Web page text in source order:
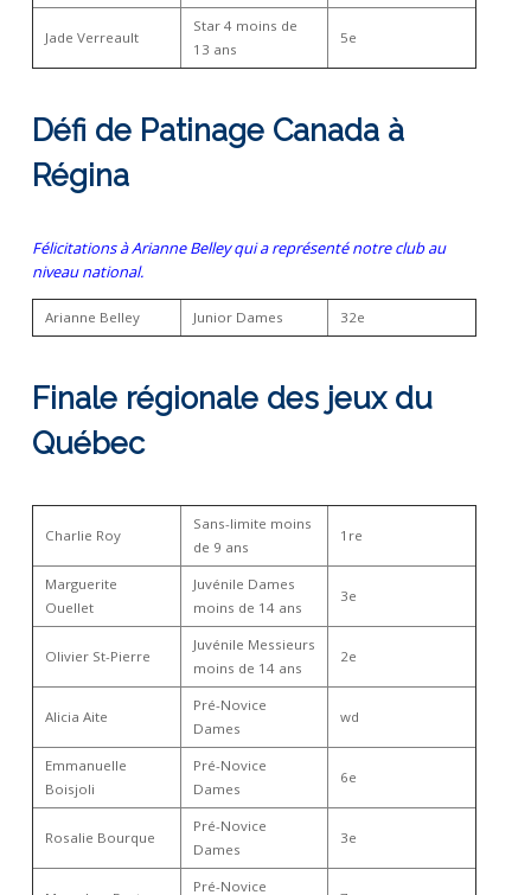
Jade Verreault
Star 4 moins de
13 ans
5e
Défi de Patinage Canada à
Régina
Félicitations à Arianne Belley qui a représenté notre club au
niveau national.
Arianne Belley Junior Dames 32e
Finale régionale des jeux du
Québec
Charlie Roy
Sans-limite moins
de 9 ans
1re
Marguerite
Ouellet
Juvénile Dames
moins de 14 ans
3e
Olivier St-Pierre
Juvénile Messieurs
moins de 14 ans
2e
Alicia Aite
Pré-Novice
Dames
wd
Emmanuelle
Boisjoli
Pré-Novice
Dames
6e
Rosalie Bourque
Pré-Novice
Dames
3e
Pré-Novice